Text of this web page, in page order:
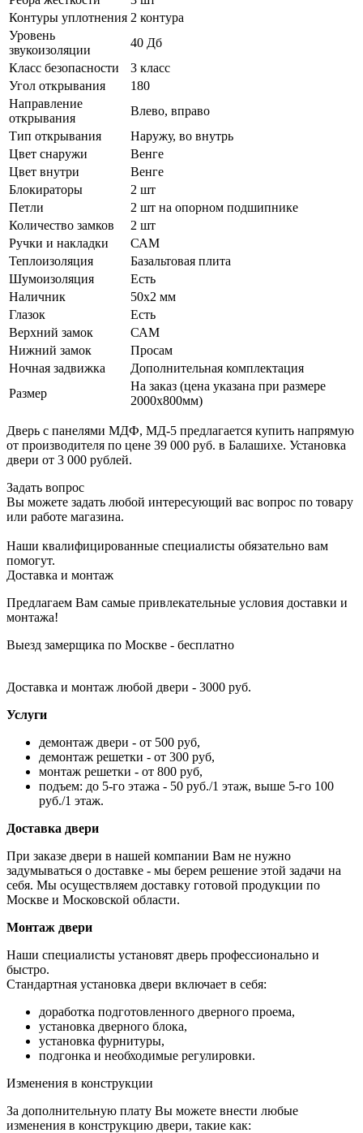
Контуры уплотнения 2 контура
Уровень
звукоизоляции
40 Дб
Класс безопасности
3 класс
Угол открывания
180
Направление
открывания
Влево, вправо
Тип открывания
Наружу, во внутрь
Цвет снаружи
Венге
Цвет внутри
Венге
Блокираторы
2 шт
Петли
2 шт на опорном подшипнике
Количество замков
2 шт
Ручки и накладки
САМ
Теплоизоляция
Базальтовая плита
Шумоизоляция
Есть
Наличник
50х2 мм
Глазок
Есть
Верхний замок
САМ
Нижний замок
Просам
Ночная задвижка
Дополнительная комплектация
Размер
На заказ (цена указана при размере
2000х800мм)
Дверь с панелями МДФ, МД-5 предлагается купить напрямую
от производителя по цене 39 000 руб. в Балашихе. Установка
двери от 3 000 рублей.
Задать вопрос
Вы можете задать любой интересующий вас вопрос по товару
или работе магазина.
Наши квалифицированные специалисты обязательно вам
помогут.
Доставка и монтаж
Предлагаем Вам самые привлекательные условия доставки и
монтажа!
Выезд замерщика по Москве - бесплатно
Доставка и монтаж любой двери - 3000 руб.
Услуги
демонтаж двери - от 500 руб,
демонтаж решетки - от 300 руб,
монтаж решетки - от 800 руб,
подъем: до 5-го этажа - 50 руб./1 этаж, выше 5-го 100
руб./1 этаж.
Доставка двери
При заказе двери в нашей компании Вам не нужно
задумываться о доставке - мы берем решение этой задачи на
себя. Мы осуществляем доставку готовой продукции по
Москве и Московской области.
Монтаж двери
Наши специалисты установят дверь профессионально и
быстро.
Стандартная установка двери включает в себя:
доработка подготовленного дверного проема,
установка дверного блока,
установка фурнитуры,
подгонка и необходимые регулировки.
Изменения в конструкции
За дополнительную плату Вы можете внести любые
изменения в конструкцию двери, такие как: